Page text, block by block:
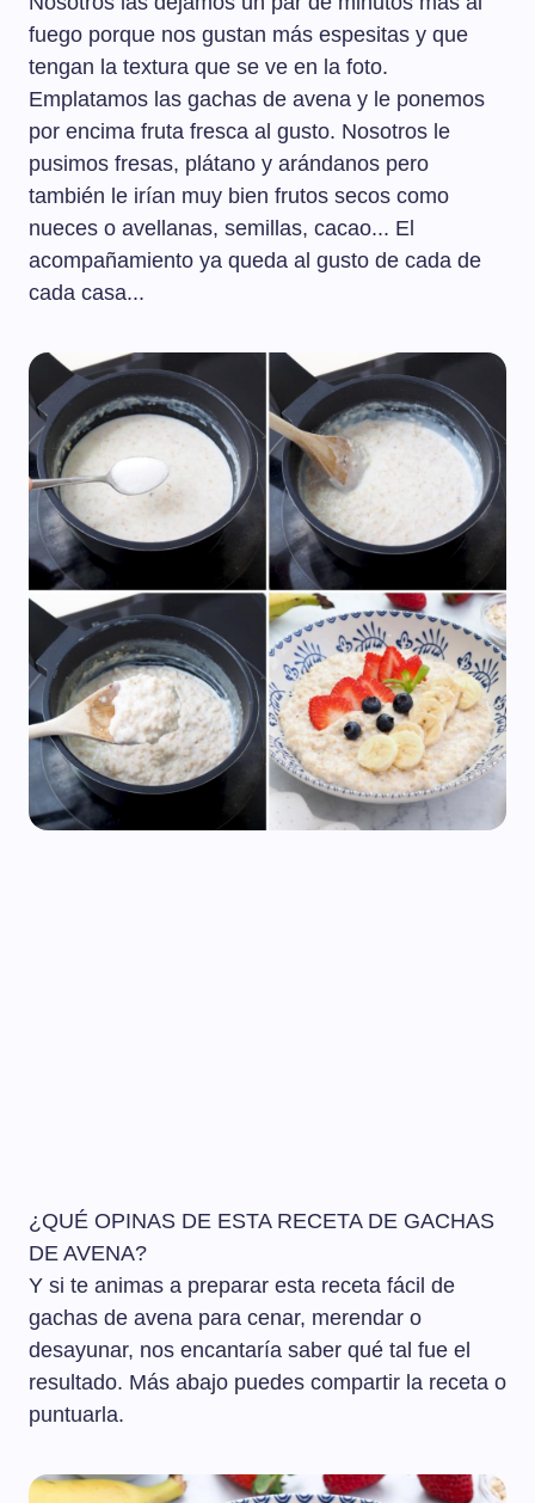
fuego porque nos gustan más espesitas y que
tengan la textura que se ve en la foto.
Emplatamos las gachas de avena y le ponemos
por encima fruta fresca al gusto. Nosotros le
pusimos fresas, plátano y arándanos pero
también le irían muy bien frutos secos como
nueces o avellanas, semillas, cacao... El
acompañamiento ya queda al gusto de cada de
cada casa...
¿QUÉ OPINAS DE ESTA RECETA DE GACHAS
DE AVENA?
Y si te animas a preparar esta receta fácil de
gachas de avena para cenar, merendar o
desayunar, nos encantaría saber qué tal fue el
resultado. Más abajo puedes compartir la receta o
puntuarla.